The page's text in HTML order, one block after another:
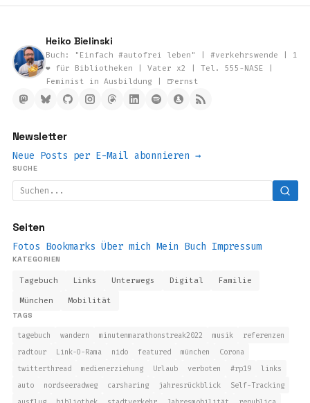
Heiko Bielinski
Buch: "Einfach #autofrei leben" | #verkehrswende | 1
❤️ für Bibliotheken | Vater x2 | Tel. 555-NASE |
Feminist in Ausbildung | 🍺ernst
Newsletter
Neue Posts per E-Mail abonnieren →
SUCHE
Seiten
Fotos Bookmarks Über mich Mein Buch Impressum
KATEGORIEN
Tagebuch Links Unterwegs Digital Familie
München
Mobilität
TAGS
tagebuch wandern minutenmarathonstreak2022 musik
referenzen
radtour
Link-O-Rama nido featured münchen
Corona
twitterthread
medienerziehung Urlaub verboten #rp19
links
auto
nordseeradweg carsharing jahresrückblick
Self-Tracking